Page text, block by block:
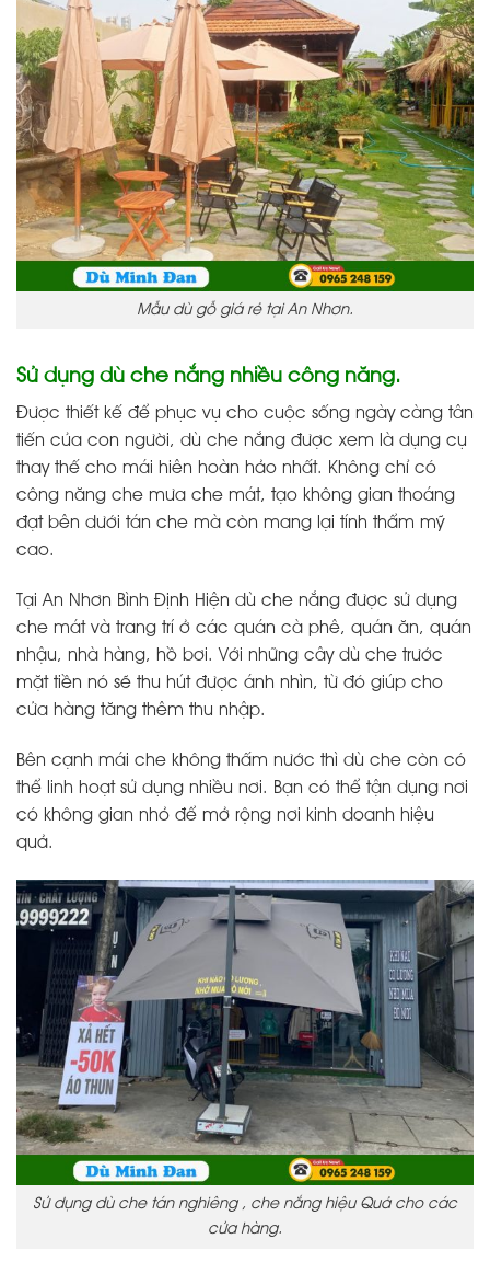
Mẫu dù gỗ giá rẻ tại An Nhơn.
Sử dụng dù che nắng nhiều công năng.
Được thiết kế để phục vụ cho cuộc sống ngày càng tân
tiến của con người, dù che nắng được xem là dụng cụ
thay thế cho mái hiên hoàn hảo nhất. Không chỉ có
công năng che mưa che mát, tạo không gian thoáng
đạt bên dưới tán che mà còn mang lại tính thẩm mỹ
cao.
Tại An Nhơn Bình Định Hiện dù che nắng được sử dụng
che mát và trang trí ở các quán cà phê, quán ăn, quán
nhậu, nhà hàng, hồ bơi. Với những cây dù che trước
mặt tiền nó sẽ thu hút được ánh nhìn, từ đó giúp cho
cửa hàng tăng thêm thu nhập.
Bên cạnh mái che không thấm nước thì dù che còn có
thể linh hoạt sử dụng nhiều nơi. Bạn có thể tận dụng nơi
có không gian nhỏ để mở rộng nơi kinh doanh hiệu
quả.
Sử dụng dù che tán nghiêng , che nắng hiệu Quả cho các
cửa hàng.